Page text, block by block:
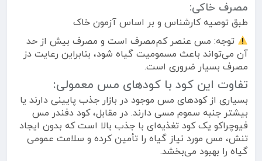
مصرف خاکی:
طبق توصیه کارشناس و بر اساس آزمون خاک
توجه: مس عنصر کم‌مصرف است و مصرف بیش از حد
آن می‌تواند باعث مسمومیت گیاه شود، بنابراین رعایت دز
مصرف بسیار ضروری است.
تفاوت این کود با کودهای مس معمولی:
بسیاری از کودهای مس موجود در بازار جذب پایینی دارند یا
بیشتر جنبه سموم مسی دارند. در مقابل، کود دفندر مس
فیوچراکو یک کود تغذیه‌ای با جذب بالا است که بدون ایجاد
تنش، مس مورد نیاز گیاه را تأمین کرده و سلامت عمومی
گیاه را بهبود می‌بخشد.